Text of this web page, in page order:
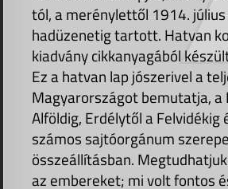
tól, a merénylettől 1914.
hadüzenetig tartott. Hatvan
kiadvány cikkanyagából
Ez a hatvan lap jószerivel a
Magyarországot bemutatja, a
Alföldig, Erdélytől a Felvidékig
számos sajtóorgánum
összeállításban.
az embereket; mi volt fontos